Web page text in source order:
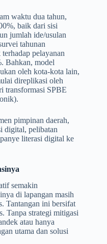
waktu dua tahun,
baik dari sisi
jumlah ide/usulan
tahunan
pelayanan
Bahkan, model
oleh kota-kota lain,
direplikasi oleh
transformasi SPBE
pimpinan daerah,
digital, pelibatan
literasi digital ke
semakin
di lapangan masih
Tantangan ini bersifat
Tanpa strategi mitigasi
atau hanya
utama dan solusi